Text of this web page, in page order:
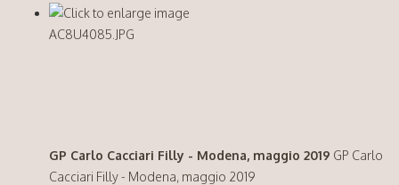
GP Carlo Cacciari Filly - Modena, maggio 2019 GP Carlo
Cacciari Filly - Modena, maggio 2019